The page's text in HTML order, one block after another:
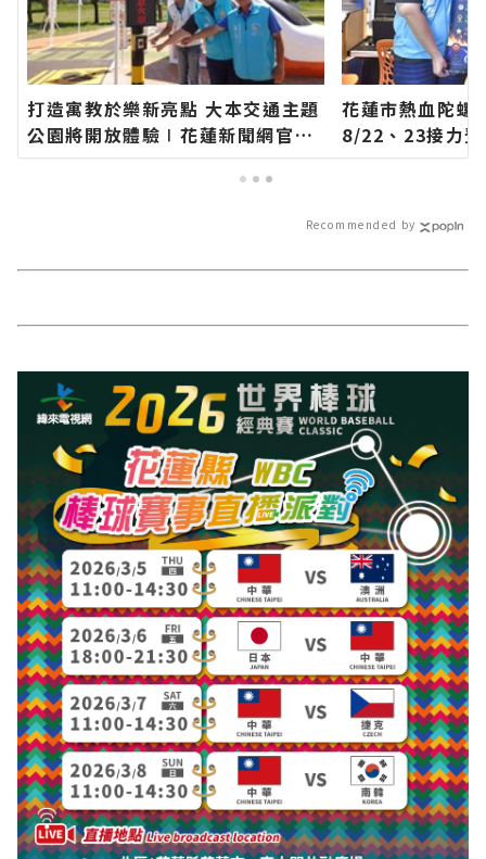
打造寓教於樂新亮點 大本交通主題
公園將開放體驗∣花蓮新聞網官方
網站各類新聞－最快速的今日新聞
花蓮市熱血陀螺
8/22、23接力
方網站各類新聞
Recommended by